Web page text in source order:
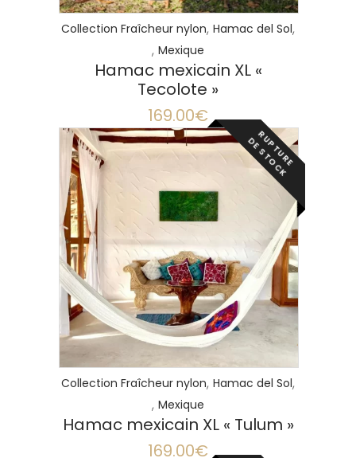
Collection Fraîcheur nylon, Hamac del Sol,
, Mexique
Hamac mexicain XL «
Tecolote »
169.00€
R
U
P
T
U
R
E
D
E
S
T
O
C
K
LIRE LA SUITE
Collection Fraîcheur nylon, Hamac del Sol,
, Mexique
Hamac mexicain XL « Tulum »
169.00€